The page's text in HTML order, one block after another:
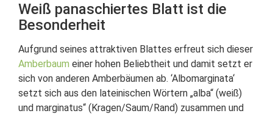
Weiß panaschiertes Blatt ist die
Besonderheit
Aufgrund seines attraktiven Blattes erfreut sich dieser
Amberbaum einer hohen Beliebtheit und damit setzt er
sich von anderen Amberbäumen ab. ‘Albomarginata‘
setzt sich aus den lateinischen Wörtern „alba“ (weiß)
und marginatus“ (Kragen/Saum/Rand) zusammen und